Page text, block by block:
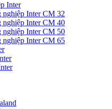
Inter
nghiệp Inter CM 32
nghiệp Inter CM 40
nghiệp Inter CM 50
nghiệp Inter CM 65